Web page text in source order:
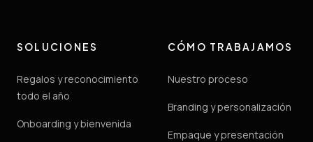
SOLUCIONES
Regalos y reconocimiento
todo el año
Onboarding y bienvenida
CÓMO TRABAJAMOS
Nuestro proceso
Branding y personalización
Empaque y presentación